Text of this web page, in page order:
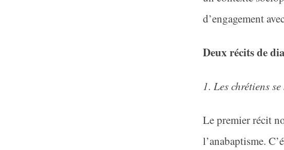
d’engagement
Deux récits de
1. Les chrétiens
Le premier récit
l’anabaptisme.